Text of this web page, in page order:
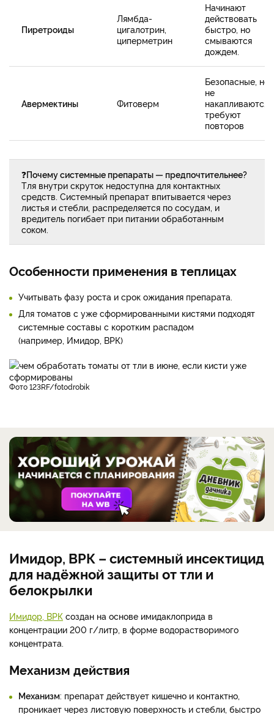
Пиретроиды
Лямбда-
цигалотрин,
циперметрин
Начинают
действовать
быстро, но
смываются
дождем.
Авермектины Фитоверм
Безопасные, но
не
накапливаются,
требуют
повторов
❓Почему системные препараты — предпочтительнее?
Тля внутри скруток недоступна для контактных
средств. Системный препарат впитывается через
листья и стебли, распределяется по сосудам, и
вредитель погибает при питании обработанным
соком.
Особенности применения в теплицах
Учитывать фазу роста и срок ожидания препарата.
Для томатов с уже сформированными кистями подходят
системные составы с коротким распадом
(например, Имидор, ВРК)
фото 123RF/fotodrobik
Имидор, ВРК – системный инсектицид
для надёжной защиты от тли и
белокрылки
Имидор, ВРК создан на основе имидаклоприда в
концентрации 200 г/литр, в форме водорастворимого
концентрата.
Механизм действия
Механизм: препарат действует кишечно и контактно,
проникает через листовую поверхность и стебли, быстро